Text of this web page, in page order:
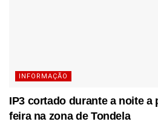
INFORMAÇÃO
IP3 cortado durante a noite a
feira na zona de Tondela